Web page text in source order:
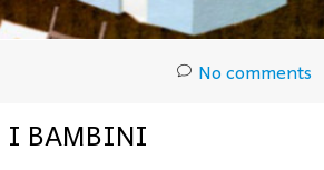
No comments
I BAMBINI